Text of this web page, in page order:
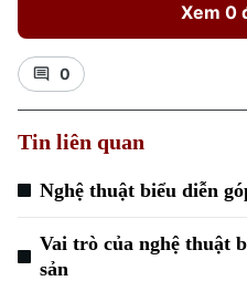
Xem 0
0
Tin liên quan
Nghệ thuật biểu diễn
Vai trò của nghệ thuật
sản